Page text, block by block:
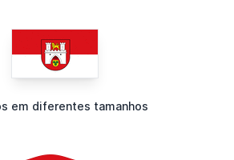
em diferentes tamanhos